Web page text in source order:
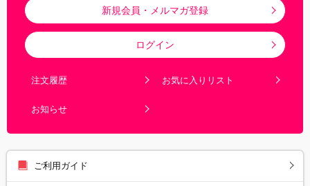
新規会員・メルマガ登録
ログイン
注文履歴 お気に入りリスト
お知らせ
ご利用ガイド